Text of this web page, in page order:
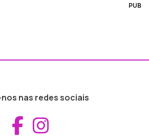
PUB
nas redes sociais
Aceder ao